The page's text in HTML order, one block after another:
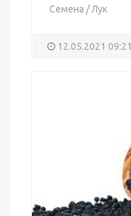
Семена /Лук
12.05.2021 09:21